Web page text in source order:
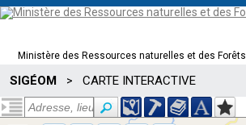
Ministère des Ressources naturelles et des Forêts
SIGÉOM > CARTE INTERACTIVE